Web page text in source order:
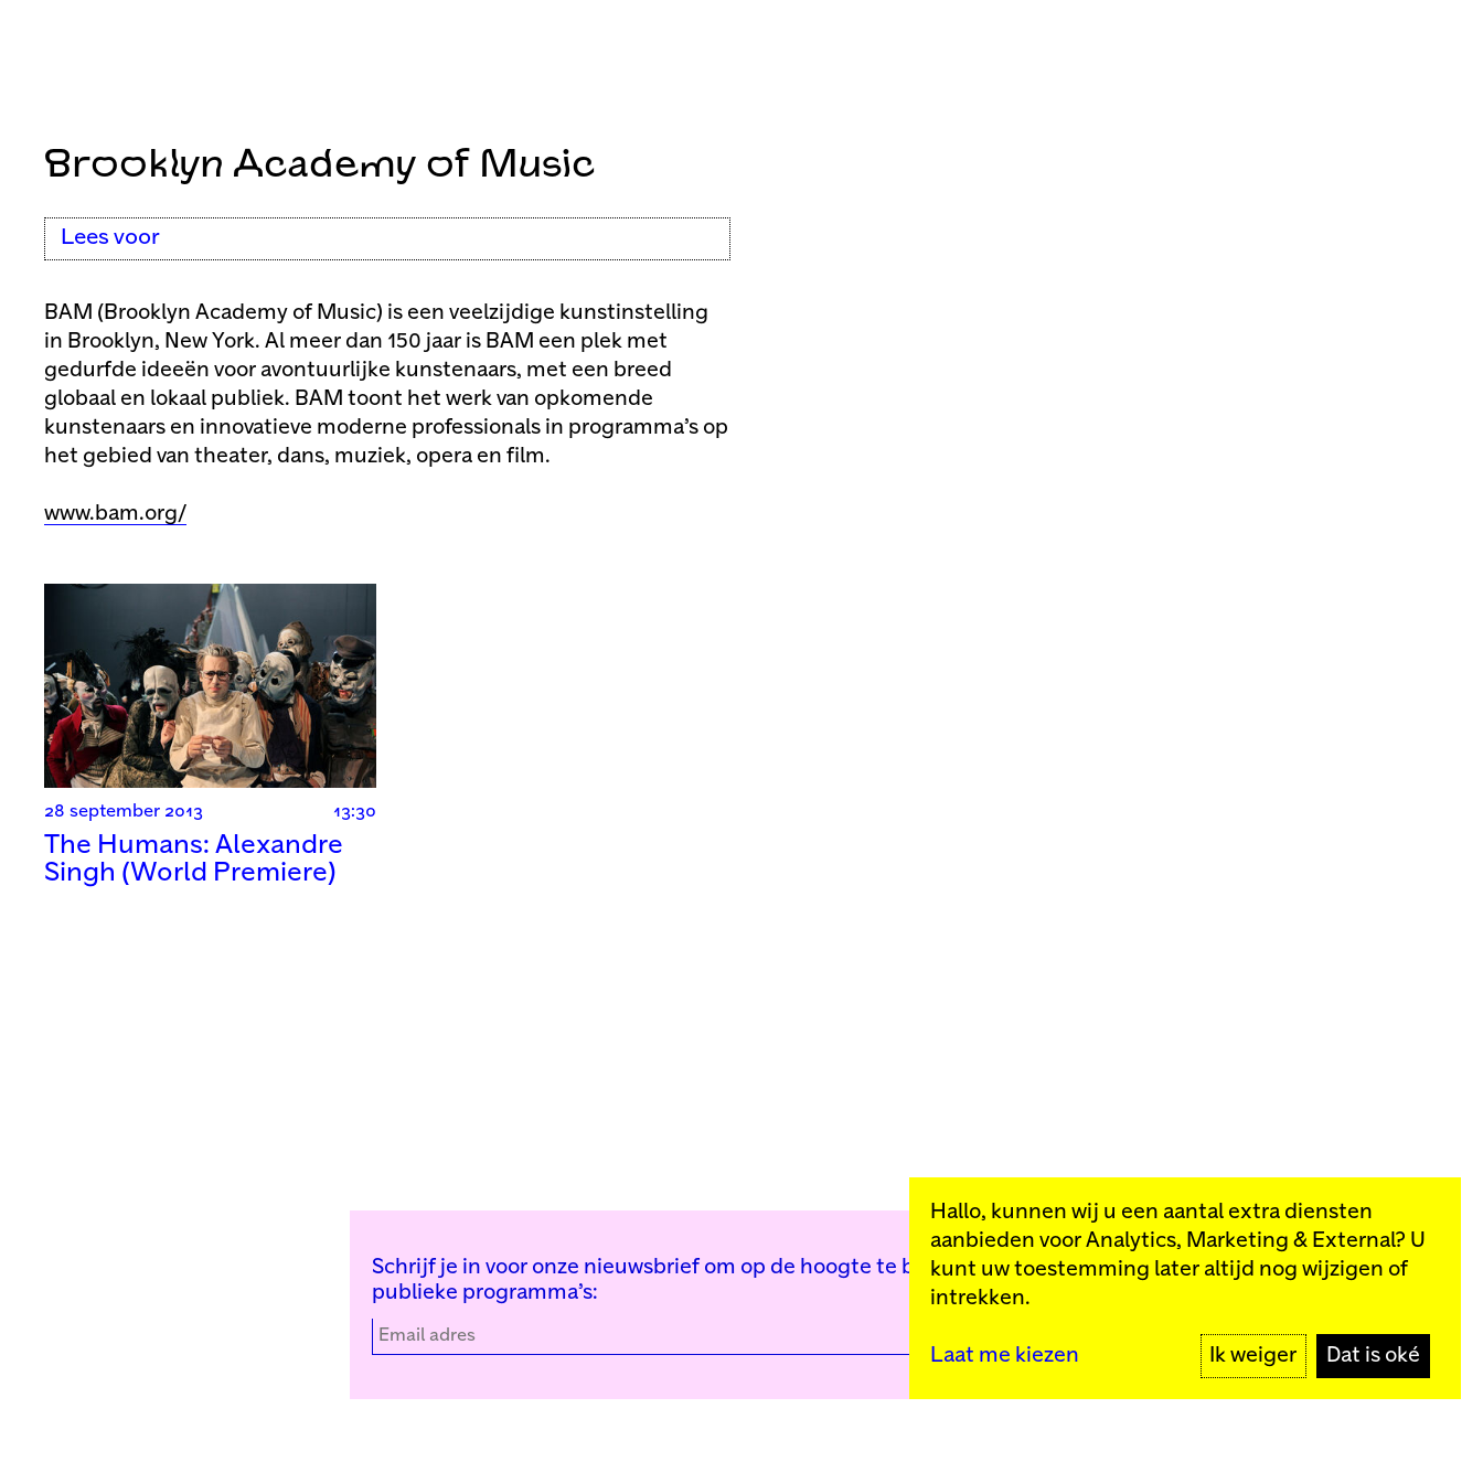
Brooklyn Academy of Music
Lees voor
BAM (Brooklyn Academy of Music) is een veelzijdige kunstinstelling
in Brooklyn, New York. Al meer dan 150 jaar is BAM een plek met
gedurfde ideeën voor avontuurlijke kunstenaars, met een breed
globaal en lokaal publiek. BAM toont het werk van opkomende
kunstenaars en innovatieve moderne professionals in programma’s op
het gebied van theater, dans, muziek, opera en film.
www.bam.org/
28 september 2013 13:30
The Humans: Alexandre
Singh (World Premiere)
Schrijf je in voor onze nieuwsbrief om op de hoogte te blijven van onze
publieke programma’s:
Hallo, kunnen wij u een aantal extra diensten
aanbieden voor Analytics, Marketing & External? U
kunt uw toestemming later altijd nog wijzigen of
intrekken.
Laat me kiezen Ik weiger Dat is oké